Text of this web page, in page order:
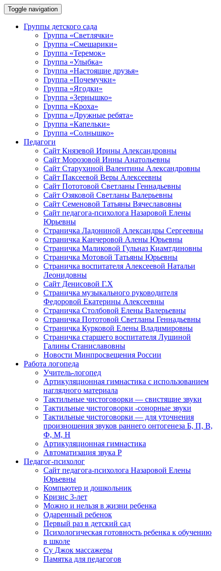
Toggle navigation
Группы детского сада
Группа «Светлячки»
Группа «Смешарики»
Группа «Теремок»
Группа «Улыбка»
Группа «Настоящие друзья»
Группа «Почемучки»
Группа «Ягодки»
Группа «Зернышко»
Группа «Кроха»
Группа «Дружные ребята»
Группа «Капельки»
Группа «Солнышко»
Педагоги
Сайт Князевой Ирины Александровны
Сайт Морозовой Инны Анатольевны
Сайт Старухиной Валентины Александровны
Сайт Паксеевой Веры Алексеевны
Сайт Пототовой Светланы Геннадьевны
Сайт Озяковой Светланы Валерьевны
Сайт Семеновой Татьяны Вячеславовны
Сайт педагога-психолога Назаровой Елены
Юрьевны
Страничка Ладониной Александры Сергеевны
Страничка Канчеровой Алены Юрьевны
Страничка Маликовой Гульназ Киамтдиновны
Страничка Мотовой Татьяны Юрьевны
Cтраничка воспитателя Алексеевой Натальи
Леонидовны
Сайт Денисовой Г.Х
Страничка музыкального руководителя
Федоровой Екатерины Алексеевны
Страничка Столбовой Елены Валерьевны
Страничка Пототовой Светланы Геннадьевны
Страничка Курковой Елены Владимировны
Страничка старшего воспитателя Лушиной
Галины Станиславовны
Новости Минпросвещения России
Работа логопеда
Учитель-логопед
Артикуляционная гимнастика с использованием
наглядного материала
Тактильные чистоговорки — свистящие звуки
Тактильные чистоговорки -сонорные звуки
Тактильные чистоговорки — для уточнения
произношения звуков раннего онтогенеза Б, П, В,
Ф, М, Н
Артикуляционная гимнастика
Автоматизация звука Р
Педагог-психолог
Сайт педагога-психолога Назаровой Елены
Юрьевны
Компьютер и дошкольник
Кризис 3-лет
Можно и нельзя в жизни ребенка
Одаренный ребенок
Первый раз в детский сад
Психологическая готовность ребенка к обучению
в школе
Су Джок массажеры
Памятка для педагогов